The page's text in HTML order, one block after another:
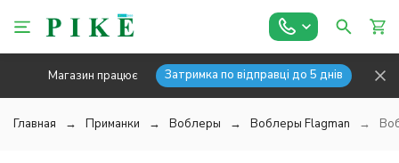
Магазин працює Затримка по відправці до 5 днів
Главная Приманки Воблеры Воблеры Flagman